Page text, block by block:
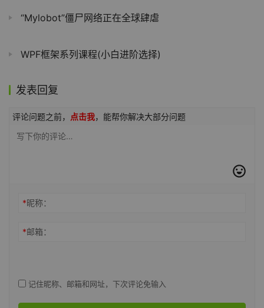
“Mylobot”僵尸网络正在全球肆虐
WPF框架系列课程(小白进阶选择)
发表回复
评论问题之前， 点击我，能帮你解决大部分问题
*昵称：
*邮箱：
记住昵称、邮箱和网址，下次评论免输入